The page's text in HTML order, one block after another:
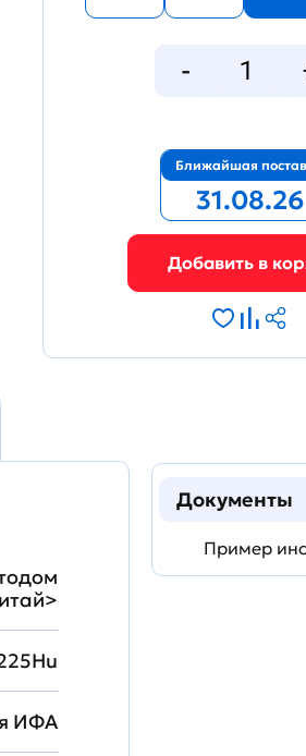
Ближайшая
31.08.26
ИФА
Документы
Пример